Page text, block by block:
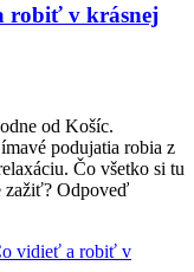
robiť v krásnej
od Košíc.
podujatia robia z
Čo všetko si tu
zažiť? Odpoveď
vidieť a robiť v